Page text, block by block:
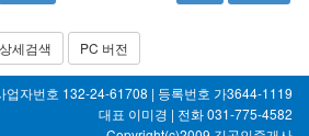
상세검색 PC 버전
업자번호 132-24-61708 | 등록번호 가3644-1119
대표 이미경 | 전화 031-775-4582